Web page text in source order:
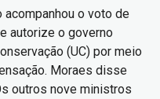
o voto de
autorize o governo
(UC) por meio
Moraes disse
outros nove ministros